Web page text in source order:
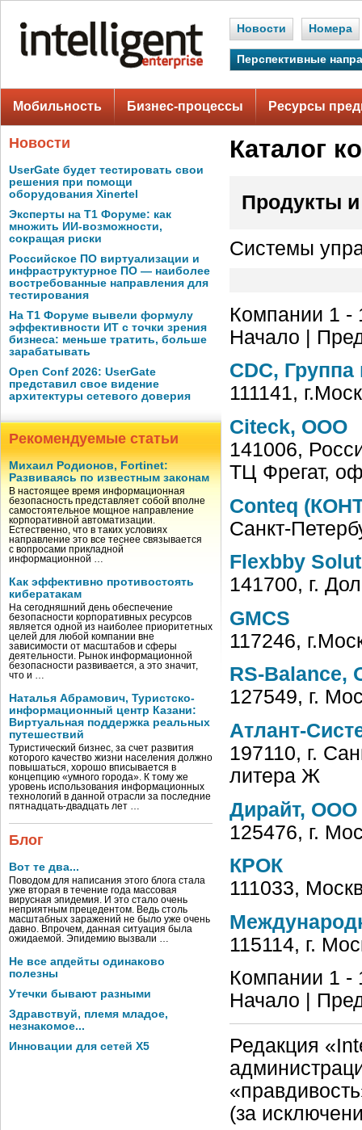
Новости Номера
Перспективные
Мобильность Бизнес-процессы Ресурсы
Новости
UserGate будет тестировать свои
решения при помощи
оборудования Xinertel
Эксперты на Т1 Форуме: как
множить ИИ-возможности,
сокращая риски
Российское ПО виртуализации и
инфраструктурное ПО — наиболее
востребованные направления для
тестирования
На Т1 Форуме вывели формулу
эффективности ИТ с точки зрения
бизнеса: меньше тратить, больше
зарабатывать
Open Conf 2026: UserGate
представил свое видение
архитектуры сетевого доверия
Рекомендуемые статьи
Михаил Родионов, Fortinet:
Развиваясь по известным законам
В настоящее время информационная
безопасность представляет собой вполне
самостоятельное мощное направление
корпоративной автоматизации.
Естественно, что в таких условиях
направление это все теснее связывается
с вопросами прикладной
информационной …
Как эффективно противостоять
кибератакам
На сегодняшний день обеспечение
безопасности корпоративных ресурсов
является одной из наиболее приоритетных
целей для любой компании вне
зависимости от масштабов и сферы
деятельности. Рынок информационной
безопасности развивается, а это значит,
что и …
Наталья Абрамович, Туристско-
информационный центр Казани:
Виртуальная поддержка реальных
путешествий
Туристический бизнес, за счет развития
которого качество жизни населения должно
повышаться, хорошо вписывается в
концепцию «умного города». К тому же
уровень использования информационных
технологий в данной отрасли за последние
пятнадцать-двадцать лет …
Блог
Вот те два...
Поводом для написания этого блога стала
уже вторая в течение года массовая
вирусная эпидемия. И это стало очень
неприятным прецедентом. Ведь столь
масштабных заражений не было уже очень
давно. Впрочем, данная ситуация была
ожидаемой. Эпидемию вызвали …
Не все апдейты одинаково
полезны
Утечки бывают разными
Здравствуй, племя младое,
незнакомое...
Инновации для сетей X5
Каталог
Продукты
Системы
Компании 1 -
Начало |
CDC,
111141,
Citeck, ООО
141006,
ТЦ Фрегат,
Conteq
Санкт-
Flexbby
141700, г.
GMCS
117246,
RS-Balance,
127549, г.
Атлант-
197110, г.
литера Ж
Дирайт, ООО
125476, г.
КРОК
111033,
115114, г.
Компании 1 -
Начало |
Редакция
(за